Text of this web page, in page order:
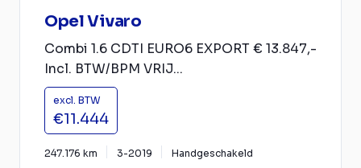
Opel Vivaro
Combi 1.6 CDTI EURO6 EXPORT € 13.847,-
Incl. BTW/BPM VRIJ...
excl. BTW
€11.444
247.176 km 3-2019 Handgeschakeld